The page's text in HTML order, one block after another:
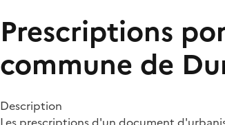
Prescriptions
commune de
Description